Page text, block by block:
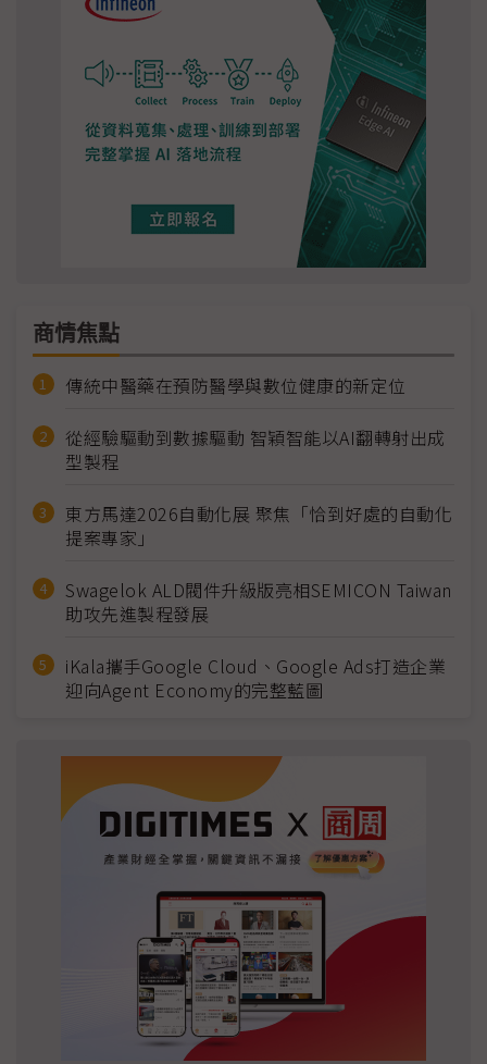
商情焦點
傳統中醫藥在預防醫學與數位健康的新定位
從經驗驅動到數據驅動 智穎智能以AI翻轉射出成
型製程
東方馬達2026自動化展 聚焦「恰到好處的自動化
提案專家」
Swagelok ALD閥件升級版亮相SEMICON Taiwan
助攻先進製程發展
iKala攜手Google Cloud、Google Ads打造企業
迎向Agent Economy的完整藍圖